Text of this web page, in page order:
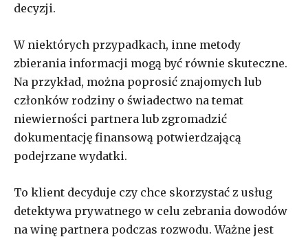
decyzji.
W niektórych przypadkach, inne metody
zbierania informacji mogą być równie skuteczne.
Na przykład, można poprosić znajomych lub
członków rodziny o świadectwo na temat
niewierności partnera lub zgromadzić
dokumentację finansową potwierdzającą
podejrzane wydatki.
To klient decyduje czy chce skorzystać z usług
detektywa prywatnego w celu zebrania dowodów
na winę partnera podczas rozwodu. Ważne jest